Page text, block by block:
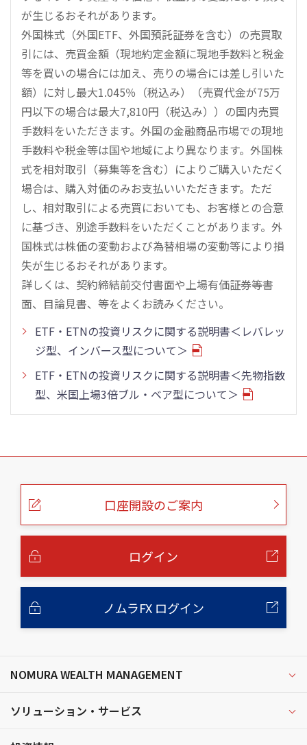
が生じるおそれがあります。
外国株式（外国ETF、外国預託証券を含む）の売買取
引には、売買金額（現地約定金額に現地手数料と税金
等を買いの場合には加え、売りの場合には差し引いた
額）に対し最大1.045％（税込み）（売買代金が75万
円以下の場合は最大7,810円（税込み））の国内売買
手数料をいただきます。外国の金融商品市場での現地
手数料や税金等は国や地域により異なります。外国株
式を相対取引（募集等を含む）によりご購入いただく
場合は、購入対価のみお支払いいただきます。ただ
し、相対取引による売買においても、お客様との合意
に基づき、別途手数料をいただくことがあります。外
国株式は株価の変動および為替相場の変動等により損
失が生じるおそれがあります。
詳しくは、契約締結前交付書面や上場有価証券等書
面、目論見書、等をよくお読みください。
ETF・ETNの投資リスクに関する説明書＜レバレッ
ジ型、インバース型について＞
ETF・ETNの投資リスクに関する説明書＜先物指数
型、米国上場3倍ブル・ベア型について＞
こ
口座開設のご案内
ログイン
ノムラFX ログイン
NOMURA WEALTH MANAGEMENT
ソリューション・サービス